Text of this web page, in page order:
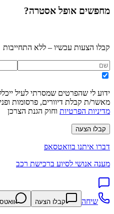
מחפשים אופל אסטרה?
קבלו הצעות עכשיו – ללא התחייבות
ידוע לי שהפרטים שמסרתי לעיל
מאשר/ת קבלת דיוורים, פרסומות
מדיניות הפרטיות וחוק הגנת הצרכן
קבלו הצעה
דברו איתנו בוואטסאפ
מענה אנושי לסיוע ברכישת רכב
שיחה קבלו הצעה